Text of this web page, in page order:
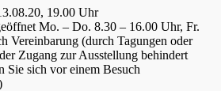
19.00 Uhr
Mo. – Do. 8.30 – 16.00 Uhr, Fr.
Vereinbarung (durch Tagungen oder
Zugang zur Ausstellung behindert
Sie sich vor einem Besuch